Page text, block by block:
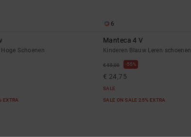
Schoenen
EXTRA
6
Manteca 4 V
Kinderen Blauw Leren schoenen
€ 55,00 55%
€ 24,75
SALE
SALE ON SALE 25% EXTRA